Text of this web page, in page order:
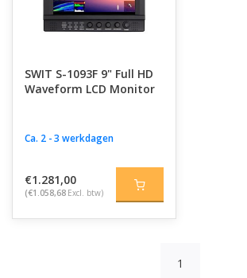
SWIT S-1093F 9" Full HD
Waveform LCD Monitor
Ca. 2 - 3 werkdagen
€1.281,00
(€1.058,68 Excl. btw)
1